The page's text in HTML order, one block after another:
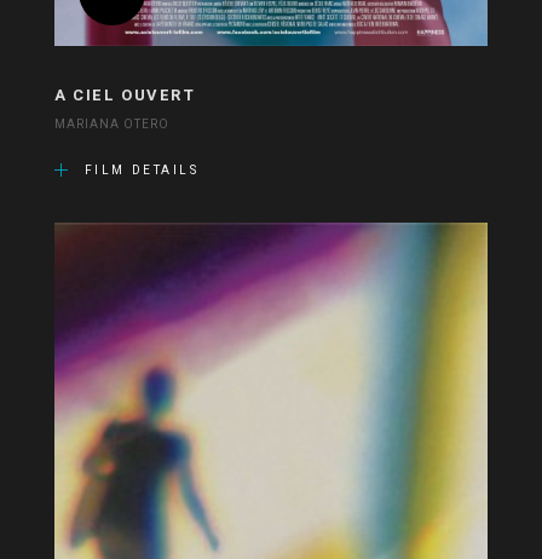
A CIEL OUVERT
MARIANA OTERO
FILM DETAILS